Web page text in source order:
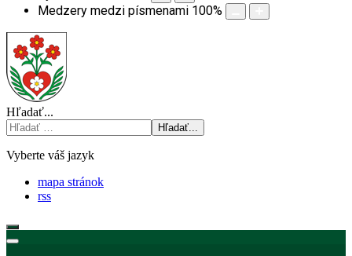
Medzery medzi písmenami 100%
Hľadať...
Hľadať...
Vyberte váš jazyk
mapa stránok
rss